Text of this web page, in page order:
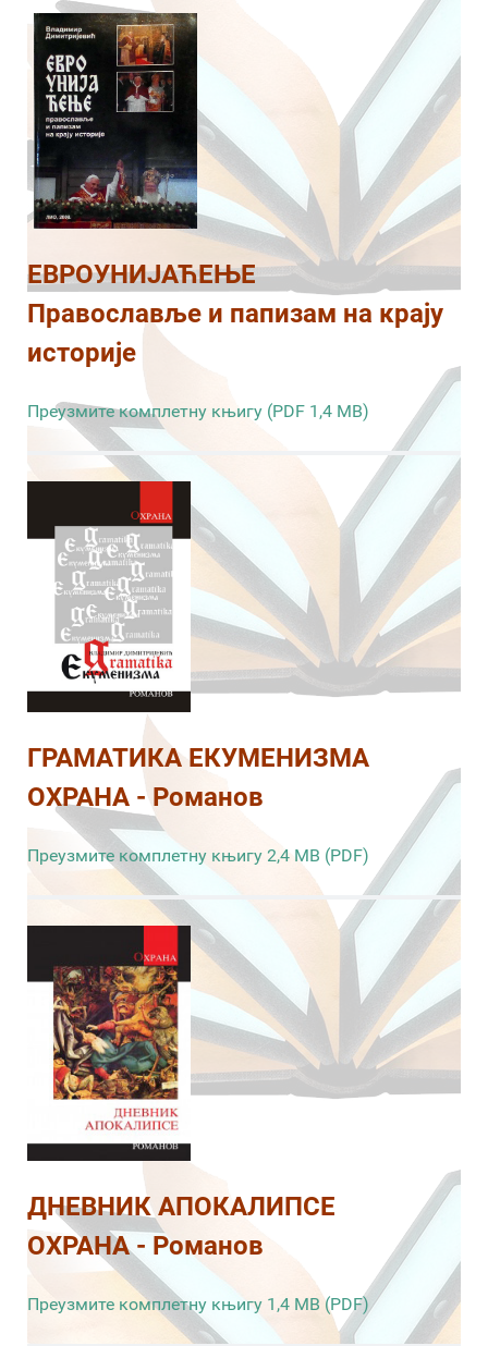
ЕВРОУНИЈАЋЕЊЕ
Православље и папизам на крају
историје
Преузмите комплетну књигу (PDF 1,4 MB)
ГРАМАТИКА ЕКУМЕНИЗМА
ОХРАНА - Романов
Преузмите комплетну књигу 2,4 MB (PDF)
ДНЕВНИК АПОКАЛИПСЕ
ОХРАНА - Романов
Преузмите комплетну књигу 1,4 MB (PDF)